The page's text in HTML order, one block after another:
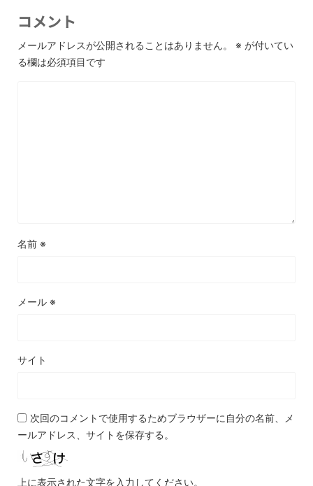
コメント
メールアドレスが公開されることはありません。 ※ が付いてい
る欄は必須項目です
名前 ※
メール ※
サイト
次回のコメントで使用するためブラウザーに自分の名前、メ
ールアドレス、サイトを保存する。
上に表示された文字を入力してください。